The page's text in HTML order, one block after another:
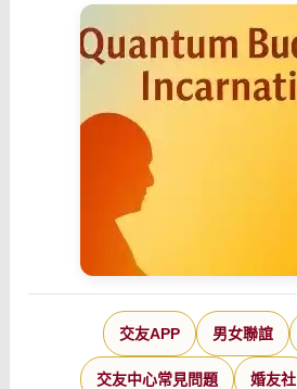
交友APP 男女聯誼
交友中心常見問題 婚友社